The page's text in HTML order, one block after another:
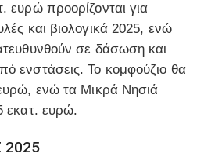
ευρώ προορίζονται για
και βιολογικά 2025, ενώ
σε δάσωση και
ενστάσεις. Το κομφούζιο θα
ενώ τα Μικρά Νησιά
εκατ. ευρώ.
2025